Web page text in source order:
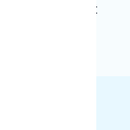
website met